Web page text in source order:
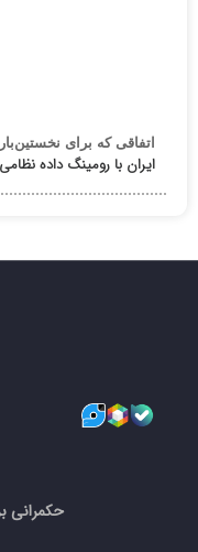
اتفاقی که برای
ایران با رومینگ داده
حکمرانی